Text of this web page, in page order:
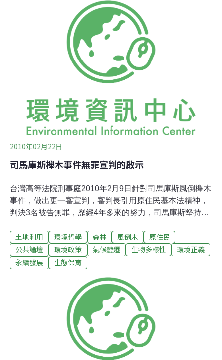
工、不做乾燥防腐處理為原則，設計出適合小朋友的小徑
材組裝玩具。而且用廢棄枝條與小徑材製作玩具及工藝
品，不僅是對林農的支持；減少塑膠玩具，也是愛地球的
環境友善行為。想要體驗木頭玩具的大小朋友們，可以請
學校向附近的林農購買DIY材料包。要進一步了解木材產
品，可以打電話到林業試驗所：02-23039978。
2010年02月22日
司馬庫斯櫸木事件無罪宣判的啟示
台灣高等法院刑事庭2010年2月9日針對司馬庫斯風倒櫸木
事件，做出更一審宣判，審判長引用原住民基本法精神，
判決3名被告無罪，歷經4年多來的努力，司馬庫斯堅持的
從此在台灣的司法判決上也將具有決定性的歷史與社會意
義。首先，這樣的判決應是部落族人一致的堅持與決心所
獲致的結果。從一開始族人就決定以無罪抗告，嚴拒認罪
協商的委屈妥協策略，認定取用風倒櫸木的集體決定合於
傳統規範，拒絕被國家管理單位林務局冠上偷竊的污名。
弱勢的部落族人於是結合社運團體，以政治談判與司法訴
訟雙軌並進的方式，進行在地自主的抵抗行動。同時，在
主流媒體低度關照的情況下，以中英文部落格的小眾媒體
向國內外發聲，這些論述與行動贏得如雪片般飛來的國內
外支持，更有國外信函直接寄向總統府與行政院伸冤。但
不管如何，最重要的還是部落族人與聯盟屢敗屢戰的精
土地利用 環境哲學 森林 風倒木
原住民
公共論壇
環境政策 氣候變遷 生物多樣性
環境正義
永續發展
生態保育